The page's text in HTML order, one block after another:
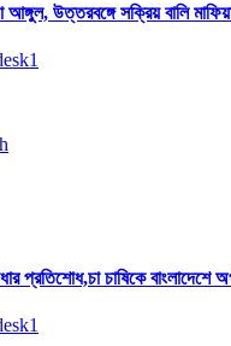
আঙ্গুল, উত্তরবঙ্গে সক্রিয় বালি
প্রতিশোধ,চা চাষিকে বাংলাদেশে